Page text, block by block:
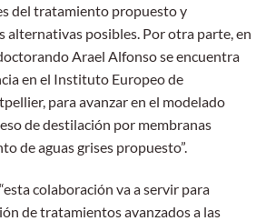
del tratamiento propuesto y
alternativas posibles. Por otra parte, en
Arael Alfonso se encuentra
en el Instituto Europeo de
para avanzar en el modelado
de destilación por membranas
de aguas grises propuesto”.
colaboración va a servir para
de tratamientos avanzados a las